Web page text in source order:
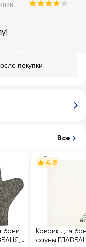
покупки
Все
бани
4.8
Коврик для
сауны